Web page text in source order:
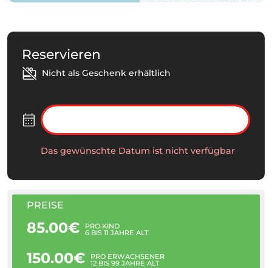
Reservieren
Nicht als Geschenk erhältlich
Das gewünschte Datum ist nicht verfügbar
PREISE
85.00€ PRO KIND
6 BIS 11 JAHRE ALT
150.00€ PRO ERWACHSENER
12 BIS 99 JAHRE ALT